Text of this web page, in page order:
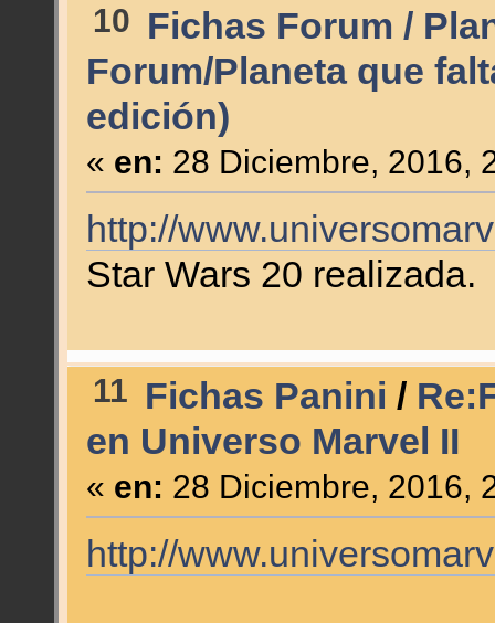
10 Fichas Forum /
Forum/Planeta que
edición)
« en: 28 Diciembre, 2016,
http://
Star Wars 20 realizada.
11 Fichas Panini /
en Universo Marvel II
« en: 28 Diciembre, 2016,
http://